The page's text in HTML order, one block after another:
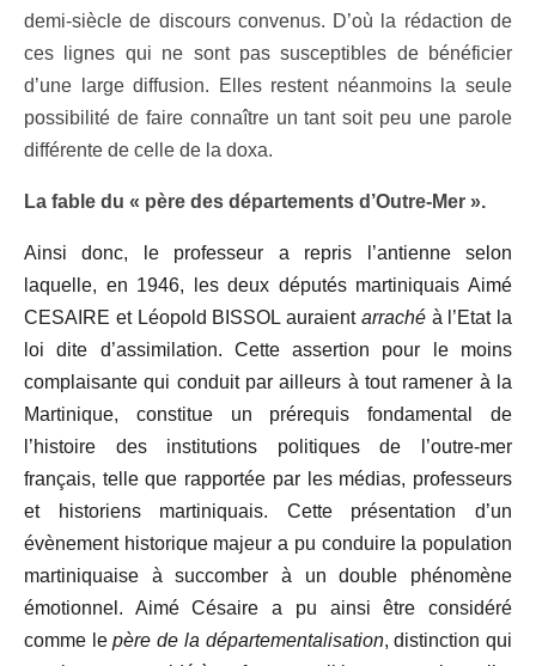
demi-siècle de discours convenus. D’où la rédaction de
ces lignes qui ne sont pas susceptibles de bénéficier
d’une large diffusion. Elles restent néanmoins la seule
possibilité de faire connaître un tant soit peu une parole
différente de celle de la doxa.
La fable du « père des départements d’Outre-Mer ».
Ainsi donc, le professeur a repris l’antienne selon
laquelle, en 1946, les deux députés martiniquais Aimé
CESAIRE et Léopold BISSOL auraient arrachéà l’Etat la
loi dite d’assimilation. Cette assertion pour le moins
complaisante qui conduit par ailleurs à tout ramener à la
Martinique, constitue un prérequis fondamental de
l’histoire des institutions politiques de l’outre-mer
français, telle que rapportée par les médias, professeurs
et historiens martiniquais. Cette présentation d’un
évènement historique majeur a pu conduire la population
martiniquaise à succomber à un double phénomène
émotionnel. Aimé Césaire a pu ainsi être considéré
comme lepère de la départementalisation, distinction qui